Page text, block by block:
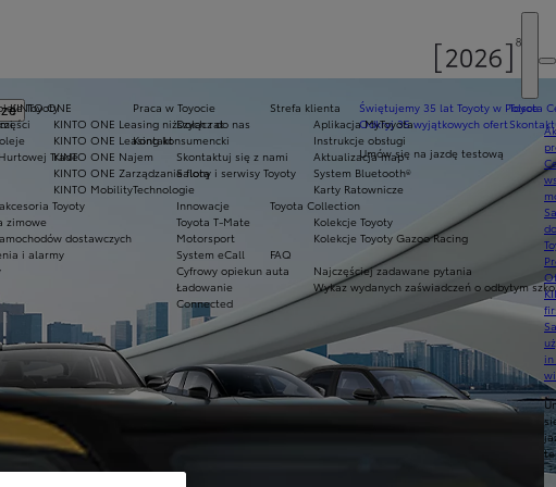
Świętujemy 35 lat Toyoty w Polsce
Odkryj 35 wyjątkowych ofert
Umów się na jazdę testową
Praca w Toyocie
Dołącz do nas
Kontakt
Skontaktuj się z nami
Salony i serwisy Toyoty
Technologie
Innowacje
Toyota T-Mate
Motorsport
System eCall
Cyfrowy opiekun auta
Ładowanie
Connected
Toyota
KINTO ONE
KINTO ONE Leasing niższych rat
KINTO ONE Leasing konsumencki
KINTO ONE Najem
KINTO ONE Zarządzanie flotą
KINTO Mobility
Toyoty
Trade
Toyoty
zimowe
dostawczych
i alarmy
Strefa klienta
Aplikacja MyToyota
Instrukcje obsługi
Aktualizacja map
System Bluetooth®
Karty Ratownicze
Toyota Collection
Kolekcje Toyoty
Kolekcje Toyoty Gazoo Racing
FAQ
Najczęściej zadawane pytania
Wykaz wydanych zaświadczeń o odbytym